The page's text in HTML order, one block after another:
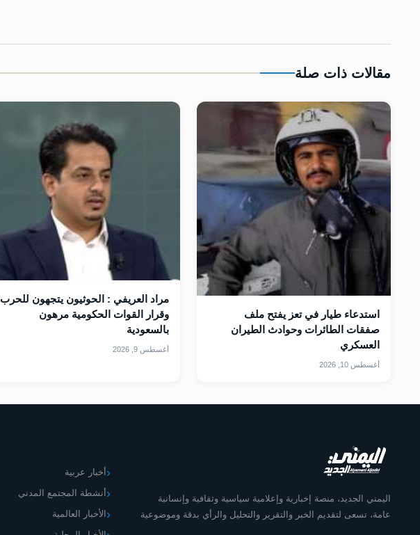
مقالات ذات صلة
استدعاء طيار في تعز يفتح ملف
صفقات الطائرات وحوادث الطيران
العسكري
أغسطس 10, 2026
مراد العريفي : الحوثيون يتجهون للحرب
وقرار القوات الحكومية مرهون
بالسعودية
أغسطس 9, 2026
اليمني الجديد، منصة إخبارية وإعلامية سياسية وثقافية وإنسانية
عامة، تسعى لتقديم الخبر والتقرير والتحليل والرأي بدقة وموضوعية
أخبار عربية
أنشطة المجتمع المدني
الأخبار العالمية